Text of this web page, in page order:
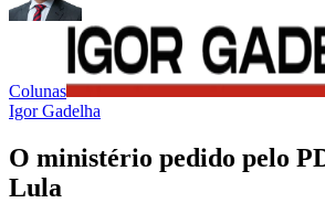
Colunas
Igor Gadelha
O ministério pedido pelo
Lula